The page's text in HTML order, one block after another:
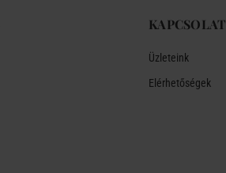
KAPCSOLAT
Üzleteink
Elérhetőségek